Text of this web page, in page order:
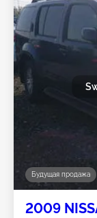
Будущая продажа
2009